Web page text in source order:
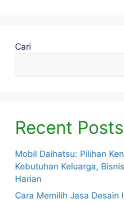
Cari
Recent Posts
Mobil Daihatsu: Pilihan
Kebutuhan Keluarga,
Harian
Cara Memilih Jasa Desain